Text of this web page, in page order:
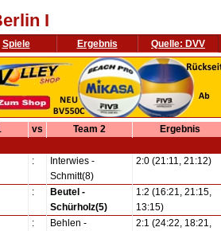
I
Spiele Ergebnis Quelle: DVV
vs Team 2
Ergebnis
:
Interwies -
Schmitt(8)
2:0 (21:11, 21:12)
:
Beutel -
Schürholz(5)
1:2 (16:21, 21:15,
13:15)
:
Behlen -
2:1 (24:22, 18:21,